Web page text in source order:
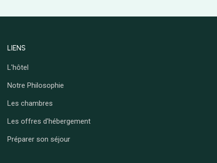
LIENS
L'hôtel
Notre Philosophie
Les chambres
Les offres d'hébergement
Préparer son séjour